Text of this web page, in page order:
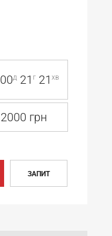
00д 21 г 21хв
2000 грн
ЗАПИТ